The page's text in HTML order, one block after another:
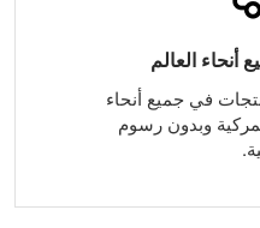
العالم
في جميع أنحاء
وبدون رسوم